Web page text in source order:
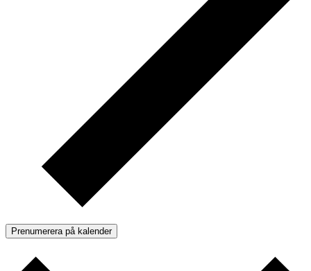
Prenumerera på kalender